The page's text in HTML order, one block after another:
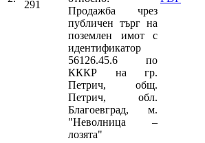
291
Продажба чрез
публичен търг на
поземлен имот с
идентификатор
56126.45.6 по
КККР на гр.
Петрич, общ.
Петрич, обл.
Благоевград, м.
"Неволница –
лозята"